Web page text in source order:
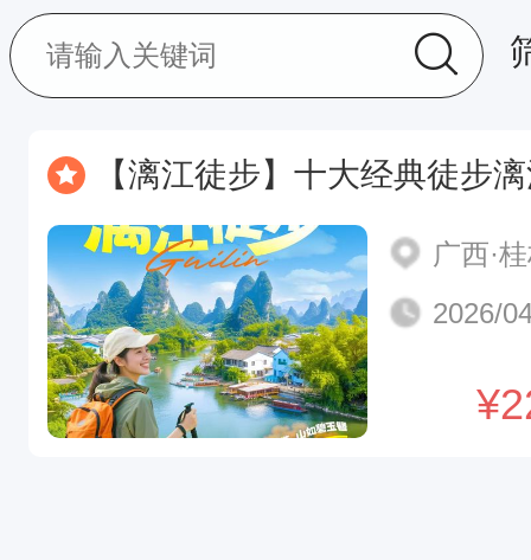
【漓江徒步】十大经典徒步漓江徒步，探秘原生态喀斯
广西·
2026/
¥